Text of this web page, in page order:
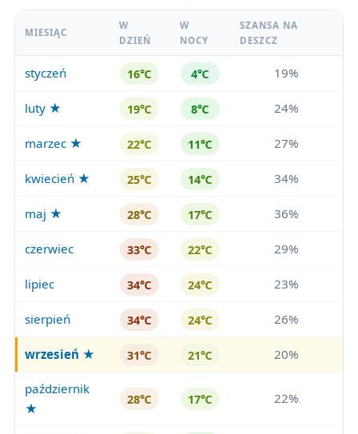
MIESIĄC
W
DZIEŃ
W
NOCY
SZANSA NA
DESZCZ
styczeń 16℃ 4℃ 19%
luty ★ 19℃ 8℃ 24%
marzec ★ 22℃ 11℃ 27%
kwiecień ★ 25℃ 14℃ 34%
maj ★ 28℃ 17℃ 36%
czerwiec 33℃ 22℃ 29%
lipiec 34℃ 24℃ 23%
sierpień 34℃ 24℃ 26%
wrzesień ★ 31℃ 21℃ 20%
październik
★
28℃ 17℃ 22%